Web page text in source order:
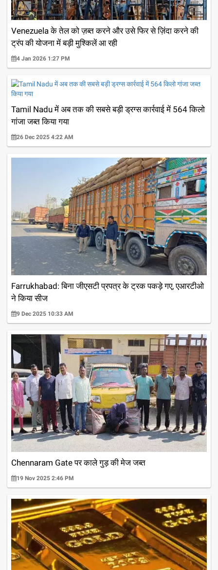
Venezuela के तेल को ज़ब्त करने और उसे फिर से ज़िंदा करने की
ट्रंप की योजना में बड़ी मुश्किलें आ रही
4 Jan 2026 1:27 PM
Tamil Nadu में अब तक की सबसे बड़ी ड्रग्स कार्रवाई में 564 किलो
गांजा जब्त किया गया
26 Dec 2025 4:22 AM
Farrukhabad: बिना जीएसटी प्रपत्र के ट्रक पकड़े गए, एआरटीओ
ने किया सीज
9 Dec 2025 10:33 AM
Chennaram Gate पर काले गुड़ की मेज जब्त
19 Nov 2025 2:46 PM